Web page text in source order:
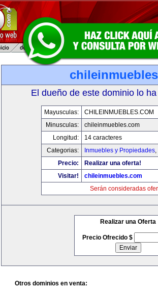
El dueño de este dominio lo
Mayusculas:
CHILEINMUEBLES.COM
Minusculas:
chileinmuebles.com
Longitud:
14 caracteres
Categorias:
Inmuebles y Propiedades,
Precio:
Realizar una oferta!
Visitar!
chileinmuebles.com
Serán consideradas
Realizar una Oferta
Precio Ofrecido $
Otros dominios en venta: